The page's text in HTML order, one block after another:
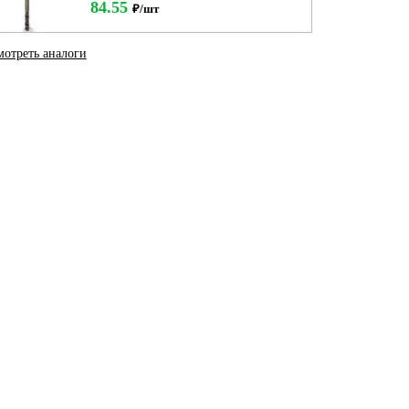
84.55 ₽/шт
аналоги